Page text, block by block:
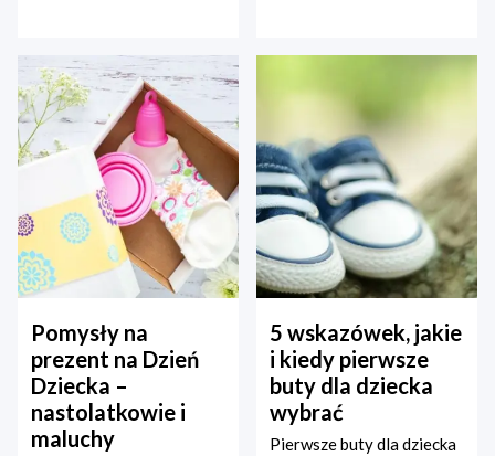
Pomysły na
prezent na Dzień
Dziecka –
nastolatkowie i
maluchy
5 wskazówek, jakie
i kiedy pierwsze
buty dla dziecka
wybrać
Pierwsze buty dla dziecka